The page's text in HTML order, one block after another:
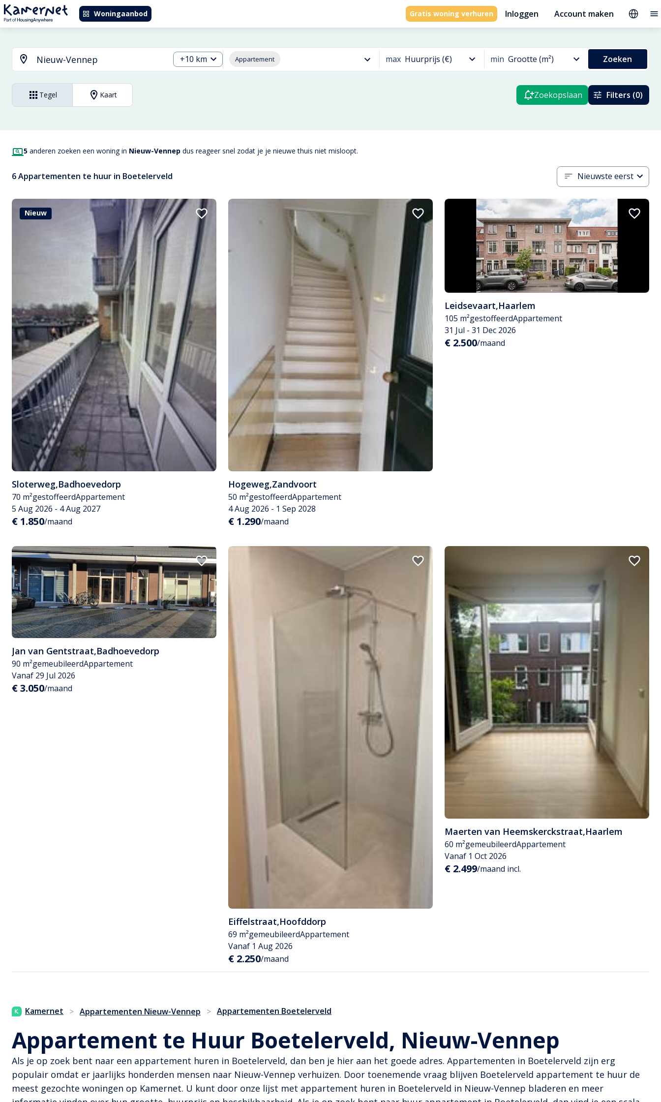
Woningaanbod Gratis woning verhuren Inloggen Account maken
+10 km Appartement max Huurprijs (€) min Grootte (m²) Zoeken
Tegel Kaart Zoekopslaan Filters (0)
5 anderen zoeken een woning in Nieuw-Vennep dus reageer snel zodat je je nieuwe thuis niet misloopt.
6 Appartementen te huur in Boetelerveld Nieuwste eerst
Nieuw
Sloterweg,Badhoevedorp
70 m²gestoffeerdAppartement
5 Aug 2026 - 4 Aug 2027
€ 1.850/maand
Hogeweg,Zandvoort
50 m²gestoffeerdAppartement
4 Aug 2026 - 1 Sep 2028
€ 1.290/maand
Leidsevaart,Haarlem
105 m²gestoffeerdAppartement
31 Jul - 31 Dec 2026
€ 2.500/maand
Jan van Gentstraat,Badhoevedorp
90 m²gemeubileerdAppartement
Vanaf 29 Jul 2026
€ 3.050/maand
Eiffelstraat,Hoofddorp
69 m²gemeubileerdAppartement
Vanaf 1 Aug 2026
€ 2.250/maand
Maerten van Heemskerckstraat,Haarlem
60 m²gemeubileerdAppartement
Vanaf 1 Oct 2026
€ 2.499/maand incl.
Kamernet > Appartementen Nieuw-Vennep > Appartementen Boetelerveld
Appartement te Huur Boetelerveld, Nieuw-Vennep
Als je op zoek bent naar een appartement huren in Boetelerveld, dan ben je hier aan het goede adres. Appartementen in Boetelerveld zijn erg
populair omdat er jaarlijks honderden mensen naar Nieuw-Vennep verhuizen. Door toenemende vraag blijven Boetelerveld appartement te huur de
meest gezochte woningen op Kamernet. U kunt door onze lijst met appartement huren in Boetelerveld in Nieuw-Vennep bladeren en meer